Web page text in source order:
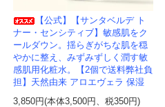
【公式】【サンタベルデ ト
ナー・センシティブ】敏感肌をク
ールダウン。揺らぎがちな肌を穏
やかに整え、みずみずしく潤す敏
感肌用化粧水。【2個で送料弊社負
担】天然由来 アロエヴェラ 保湿
3,850円(本体3,500円、税350円)